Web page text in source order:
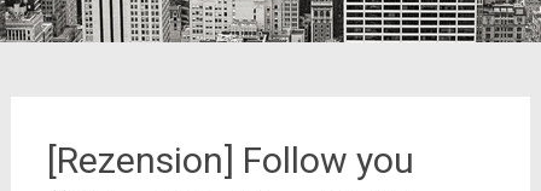
[Rezension] Follow you